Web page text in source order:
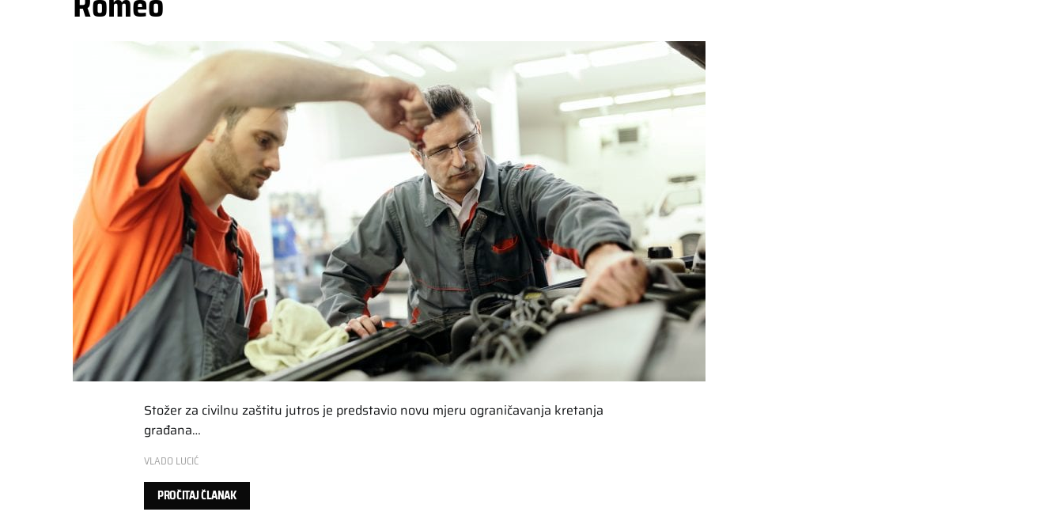
Stožer za civilnu zaštitu jutros je predstavio novu mjeru ograničavanja kretanja
građana…
VLADO LUCIĆ
PROČITAJ ČLANAK